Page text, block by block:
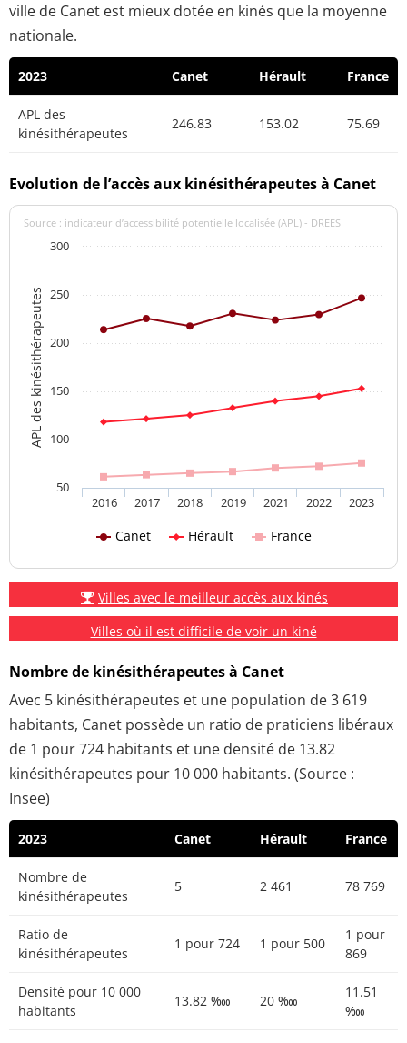
ville de Canet est mieux dotée en kinés que la moyenne
nationale.
2023 Canet Hérault France
APL des
kinésithérapeutes
246.83 153.02 75.69
Evolution de l’accès aux kinésithérapeutes à Canet
APL des kinésithérapeutes
Source : indicateur d’accessibilité potentielle localisée (APL) - DREES
Canet Hérault France
2016 2017 2018 2019 2021 2022 2023
50
100
150
200
250
300
Villes avec le meilleur accès aux kinés
Villes où il est difficile de voir un kiné
Nombre de kinésithérapeutes à Canet
Avec 5 kinésithérapeutes et une population de 3 619
habitants, Canet possède un ratio de praticiens libéraux
de 1 pour 724 habitants et une densité de 13.82
kinésithérapeutes pour 10 000 habitants. (Source :
Insee)
2023 Canet Hérault France
Nombre de
kinésithérapeutes
5 2 461 78 769
Ratio de
kinésithérapeutes
1 pour 724 1 pour 500
1 pour
869
Densité pour 10 000
habitants
13.82 ‱ 20 ‱
11.51
‱